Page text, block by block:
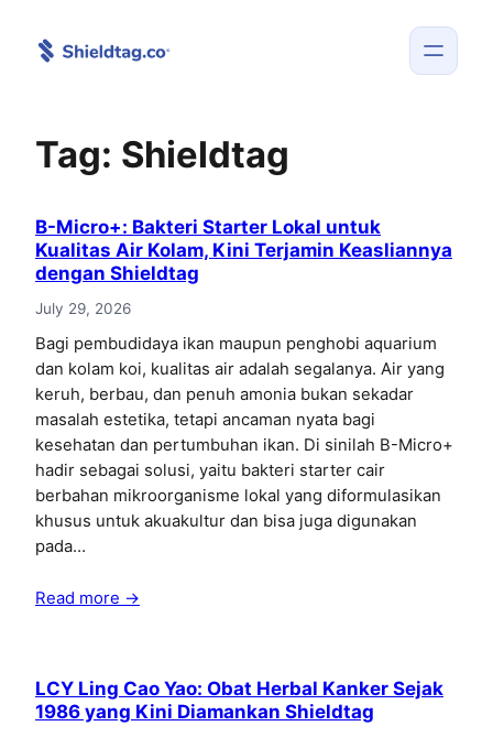
Tag: Shieldtag
B-Micro+: Bakteri Starter Lokal untuk
Kualitas Air Kolam, Kini Terjamin Keasliannya
dengan Shieldtag
July 29, 2026
Bagi pembudidaya ikan maupun penghobi aquarium
dan kolam koi, kualitas air adalah segalanya. Air yang
keruh, berbau, dan penuh amonia bukan sekadar
masalah estetika, tetapi ancaman nyata bagi
kesehatan dan pertumbuhan ikan. Di sinilah B-Micro+
hadir sebagai solusi, yaitu bakteri starter cair
berbahan mikroorganisme lokal yang diformulasikan
khusus untuk akuakultur dan bisa juga digunakan
pada…
Read more →
LCY Ling Cao Yao: Obat Herbal Kanker Sejak
1986 yang Kini Diamankan Shieldtag